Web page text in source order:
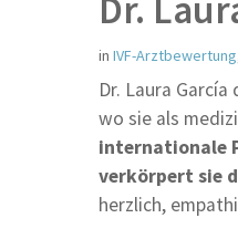
in IVF-Arztbewertung
Dr. Laura
wo sie als
internationale
verkörpert sie
herzlich,